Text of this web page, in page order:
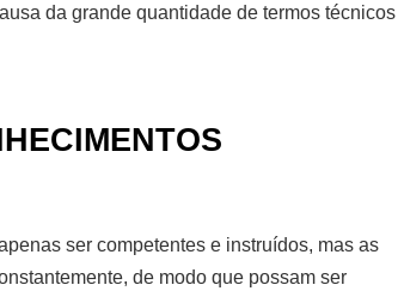
da grande quantidade de termos técnicos
ser competentes e instruídos, mas as
de modo que possam ser